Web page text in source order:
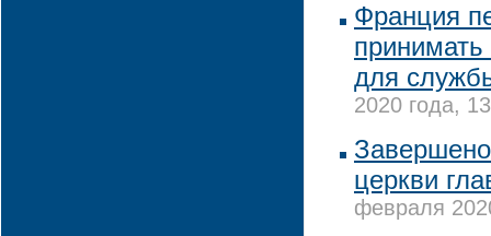
Франция
для
2020 года,
церкви
февраля